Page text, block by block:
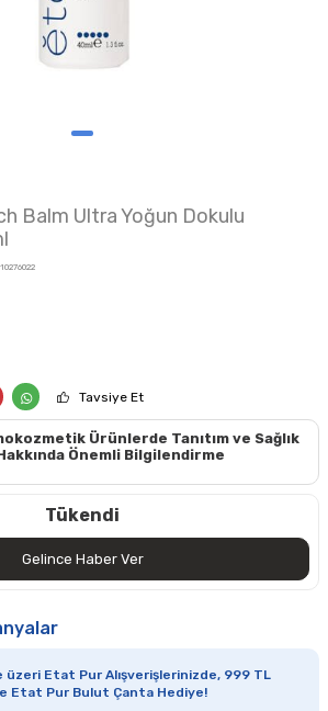
Balm Ultra Yoğun Dokulu
10276022
Tavsiye Et
Ürünlerde Tanıtım ve Sağlık
Önemli Bilgilendirme
Tükendi
Gelince Haber Ver
üzeri Etat Pur Alışverişlerinizde, 999 TL
Etat Pur Bulut Çanta Hediye!